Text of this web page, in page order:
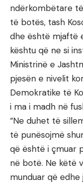
ndërkombëtare
të botës, tash
dhe është mjaftë
kështu që ne si
Ministrinë e
pjesën e nivelit
Demokratike të
i ma i madh në
“Ne duhet të
të punësojmë
që është i çmuar
në botë. Ne këtë
munduar që